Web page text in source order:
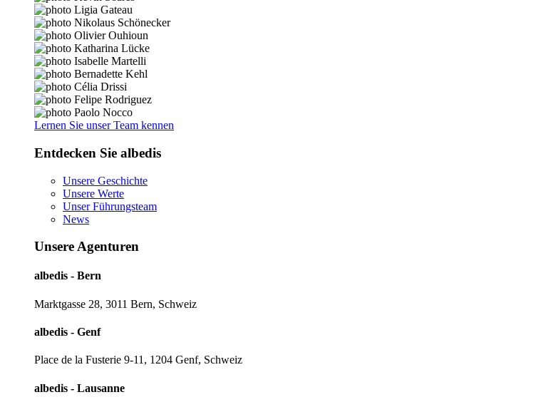
Lernen Sie unser Team kennen
Entdecken Sie albedis
Unsere Geschichte
Unsere Werte
Unser Führungsteam
News
Unsere Agenturen
albedis - Bern
Marktgasse 28, 3011 Bern, Schweiz
albedis - Genf
Place de la Fusterie 9-11, 1204 Genf, Schweiz
albedis - Lausanne